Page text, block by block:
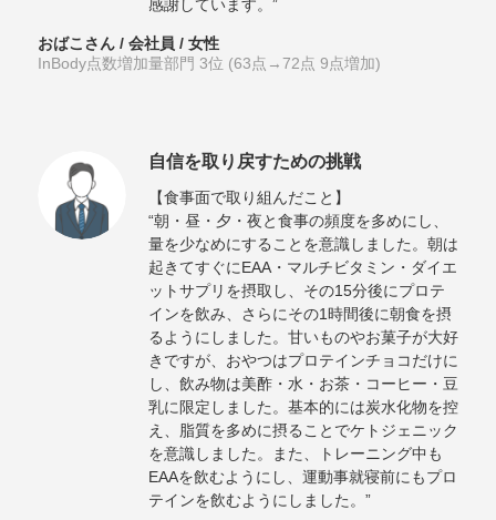
感謝しています。”
おばこさん / 会社員 / 女性
InBody点数増加量部門 3位 (63点→72点 9点増加)
自信を取り戻すための挑戦
【食事面で取り組んだこと】
“朝・昼・夕・夜と食事の頻度を多めにし、
量を少なめにすることを意識しました。朝は
起きてすぐにEAA・マルチビタミン・ダイエ
ットサプリを摂取し、その15分後にプロテ
インを飲み、さらにその1時間後に朝食を摂
るようにしました。甘いものやお菓子が大好
きですが、おやつはプロテインチョコだけに
し、飲み物は美酢・水・お茶・コーヒー・豆
乳に限定しました。基本的には炭水化物を控
え、脂質を多めに摂ることでケトジェニック
を意識しました。また、トレーニング中も
EAAを飲むようにし、運動事就寝前にもプロ
テインを飲むようにしました。”